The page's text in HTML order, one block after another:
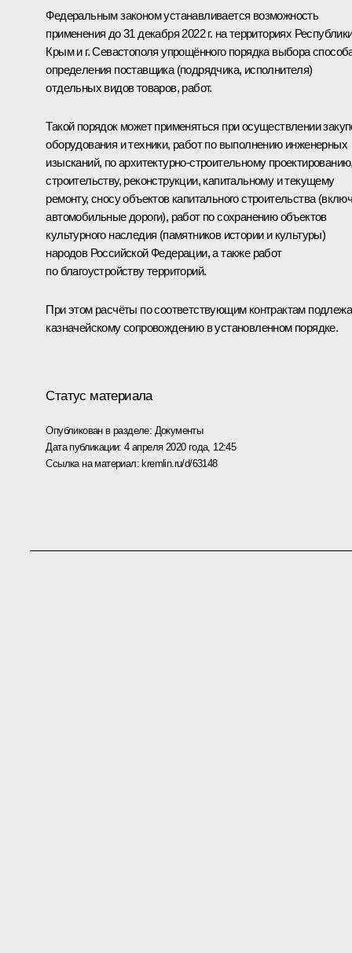
Федеральным законом устанавливается возможность
применения до 31 декабря 2022 г. на территориях
Крым и г. Севастополя упрощённого порядка выбора
определения поставщика (подрядчика, исполнителя)
отдельных видов товаров, работ.
Такой порядок может применяться при осуществлении
оборудования и техники, работ по выполнению инженерных
изысканий, по архитектурно-строительному
строительству, реконструкции, капитальному и текущему
ремонту, сносу объектов капитального строительства
автомобильные дороги), работ по сохранению объектов
культурного наследия (памятников истории и культуры)
народов Российской Федерации, а также работ
по благоустройству территорий.
При этом расчёты по соответствующим контрактам
казначейскому сопровождению в установленном порядке.
Статус материала
Опубликован в разделе: Документы
Дата публикации:4 апреля 2020 года, 12:45
Ссылка на материал: kremlin.ru/d/63148